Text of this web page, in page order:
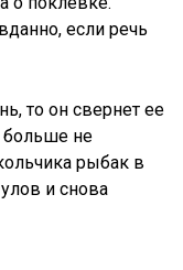
если речь
то он свернет ее
больше не
рыбак в
и снова